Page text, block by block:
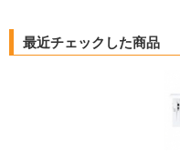
最近チェックした商品